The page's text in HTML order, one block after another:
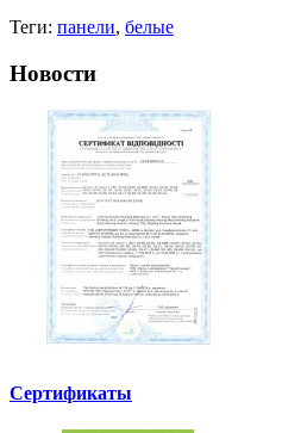
Теги: панели, белые
Новости
Сертификаты